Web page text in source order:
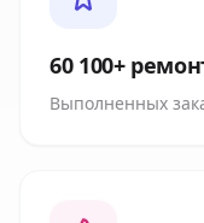
60 100+
Выполненных